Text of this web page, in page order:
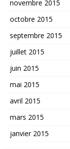
novembre 2015
octobre 2015
septembre 2015
juillet 2015
juin 2015
mai 2015
avril 2015
mars 2015
janvier 2015